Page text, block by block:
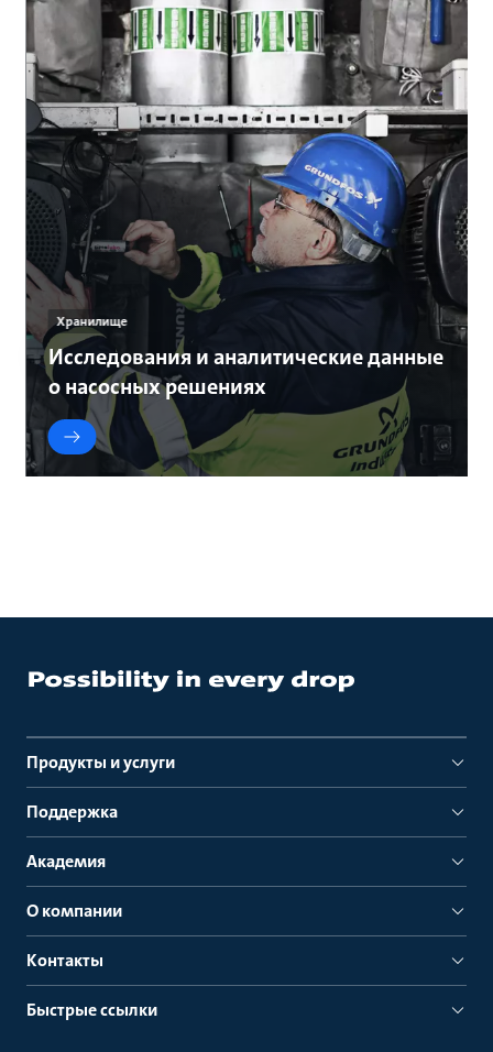
Хранилище
Исследования и аналитические данные
о насосных решениях
Продукты и услуги
Поддержка
Академия
О компании
Контакты
Быстрые ссылки